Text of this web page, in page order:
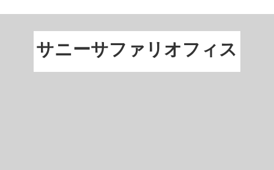
の冬を存分にお楽しみください！
もっと読む
サニーサファリオフィス